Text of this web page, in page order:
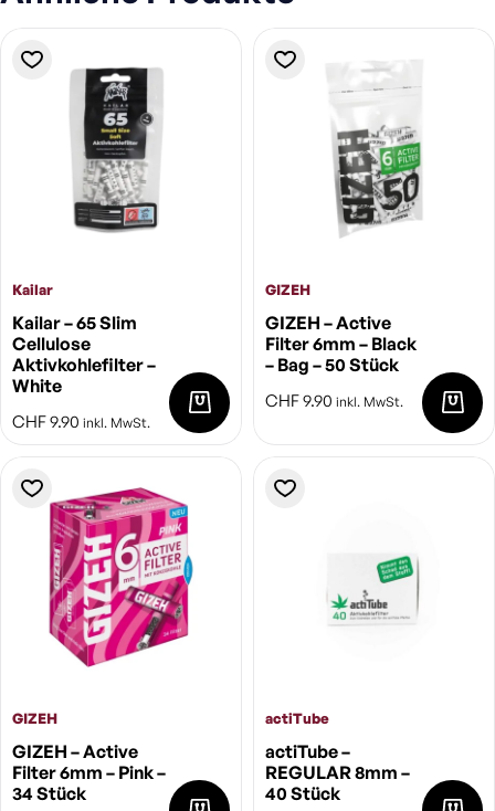
Kailar
Kailar – 65 Slim
Cellulose
Aktivkohlefilter –
White
CHF9.90 inkl. MwSt.
GIZEH
GIZEH – Active
Filter 6mm – Black
– Bag – 50 Stück
CHF9.90 inkl. MwSt.
GIZEH
GIZEH – Active
Filter 6mm – Pink –
34 Stück
actiTube
actiTube –
REGULAR 8mm –
40 Stück